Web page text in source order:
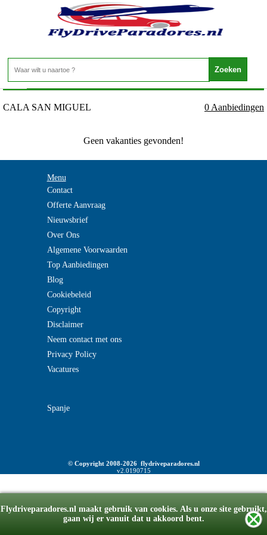
Flydriveparadores.nl maakt gebruik van cookies. Als u onze site gebruikt,
gaan wij er vanuit dat u akkoord bent.
Spanje - Ibiza - CALA SAN MIGUEL
Home>
CALA SAN MIGUEL 0 Aanbiedingen
Geen vakanties gevonden!
Menu
Contact
Offerte Aanvraag
Nieuwsbrief
Over Ons
Algemene Voorwaarden
Top Aanbiedingen
Blog
Cookiebeleid
Copyright
Disclaimer
Neem contact met ons
Privacy Policy
Vacatures
Spanje
© Copyright 2008-2026 flydriveparadores.nl
v2.0190715